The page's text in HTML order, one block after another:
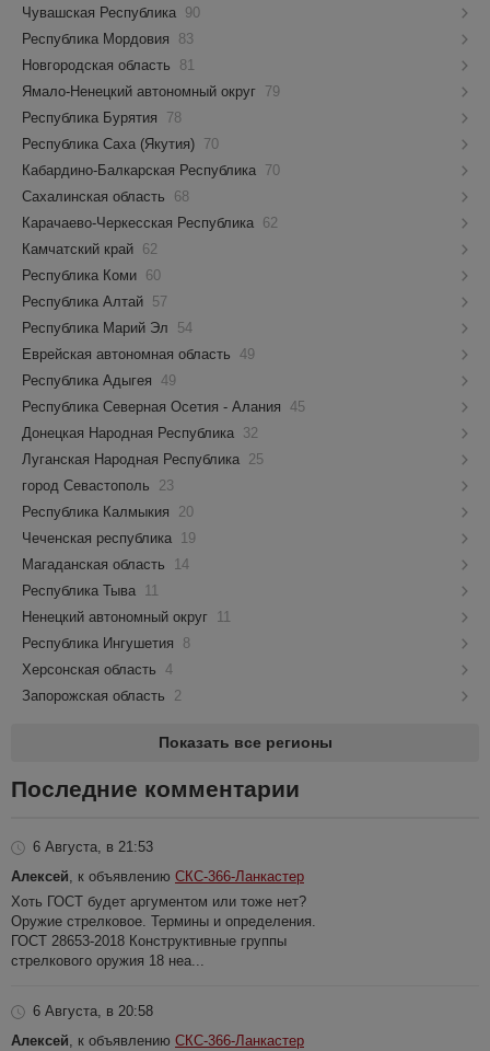
Чувашская Республика 90
Республика Мордовия
83
Новгородская область
81
Ямало-Ненецкий автономный округ 79
Республика Бурятия
78
Республика Саха (Якутия) 70
Кабардино-Балкарская Республика 70
Сахалинская область
68
Карачаево-Черкесская Республика 62
Камчатский край 62
Республика Коми 60
Республика Алтай 57
Республика Марий Эл
54
Еврейская автономная область 49
Республика Адыгея 49
Республика Северная Осетия - Алания 45
Донецкая Народная Республика 32
Луганская Народная Республика 25
город Севастополь
23
Республика Калмыкия
20
Чеченская республика
19
Магаданская область
14
Республика Тыва
11
Ненецкий автономный округ
11
Республика Ингушетия
8
Херсонская область 4
Запорожская область
2
Показать все регионы
Последние комментарии
6 Августа, в 21:53
Алексей, к объявлению СКС-366-Ланкастер
Хоть ГОСТ будет аргументом или тоже нет?
Оружие стрелковое. Термины и определения.
ГОСТ 28653-2018 Конструктивные группы
стрелкового оружия 18 неа...
6 Августа, в 20:58
Алексей, к объявлению СКС-366-Ланкастер